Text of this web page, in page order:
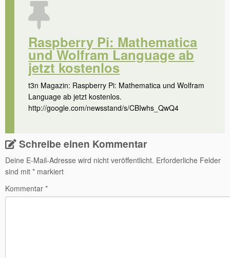
Raspberry Pi: Mathematica
und Wolfram Language ab
jetzt kostenlos
t3n Magazin: Raspberry Pi: Mathematica und Wolfram
Language ab jetzt kostenlos.
http://google.com/newsstand/s/CBIwhs_QwQ4
Schreibe einen Kommentar
Deine E-Mail-Adresse wird nicht veröffentlicht. Erforderliche Felder
sind mit * markiert
Kommentar *